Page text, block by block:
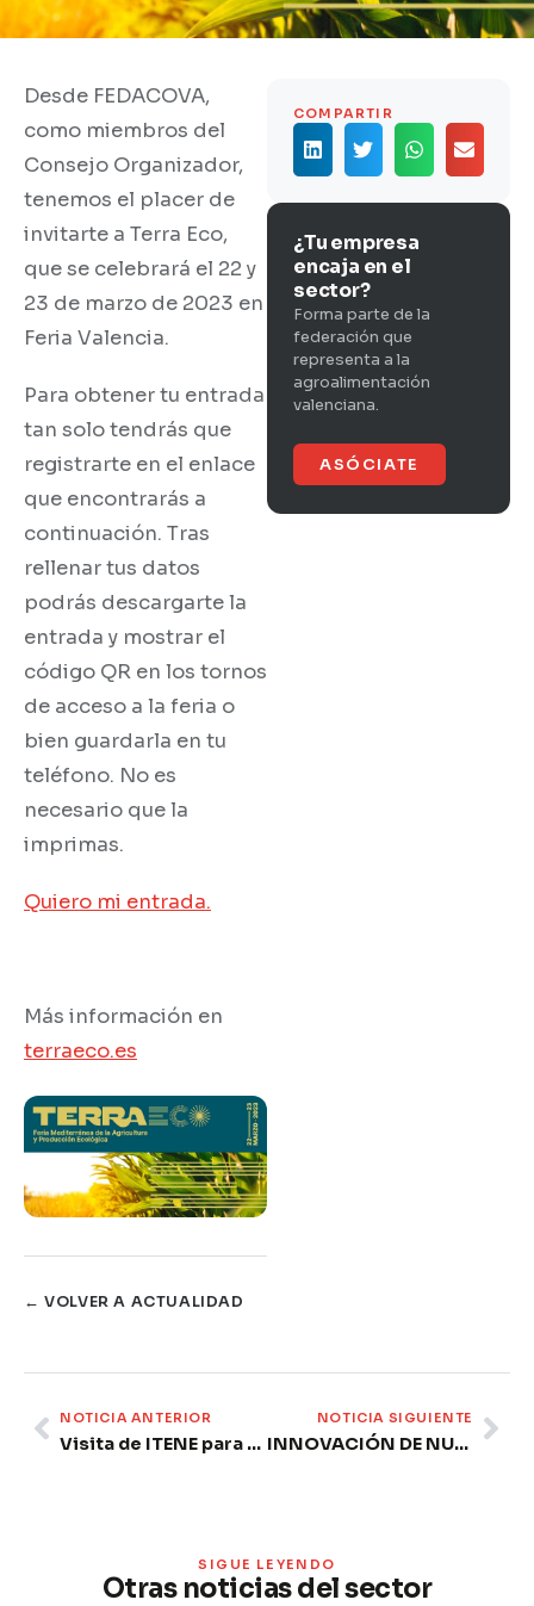
Desde FEDACOVA,
como miembros del
Consejo Organizador,
tenemos el placer de
invitarte a Terra Eco,
que se celebrará el 22 y
23 de marzo de 2023 en
Feria Valencia.
Para obtener tu entrada
tan solo tendrás que
registrarte en el enlace
que encontrarás a
continuación. Tras
rellenar tus datos
podrás descargarte la
entrada y mostrar el
código QR en los tornos
de acceso a la feria o
bien guardarla en tu
teléfono. No es
necesario que la
imprimas.
Quiero mi entrada.
Más información en
terraeco.es
← VOLVER A ACTUALIDAD
COMPARTIR
¿Tu empresa
encaja en el
sector?
Forma parte de la
federación que
representa a la
agroalimentación
valenciana.
ASÓCIATE
Prev
NOTICIA ANTERIOR
Visita de ITENE para establecer líneas de colaboración
NOTICIA SIGUIENTE
INNOVACIÓN DE NUESTROS ASOCIADOS: Lidl lanza la bolsa antidesperdicio de frutas y verduras
SIGUE LEYENDO
Otras noticias del sector